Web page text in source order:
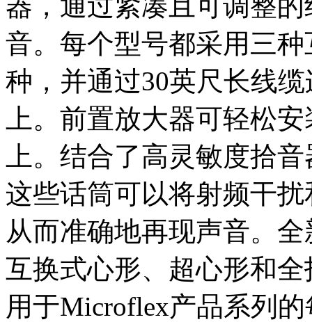
音。每个型号都采用三
种，并通过30英尺长线
上。前置放大器可轻松
上。结合了高灵敏度拾
这些话筒可以将射频干
从而准确地再现声音。
互换式心形、超心形和
用于Microflex产品系列